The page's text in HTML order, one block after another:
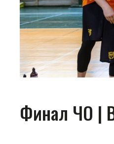
Финал ЧО |